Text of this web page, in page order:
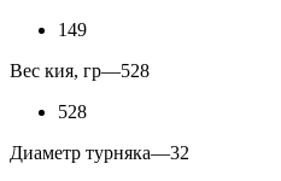
149
Вес кия, гр—528
528
Диаметр турняка—32